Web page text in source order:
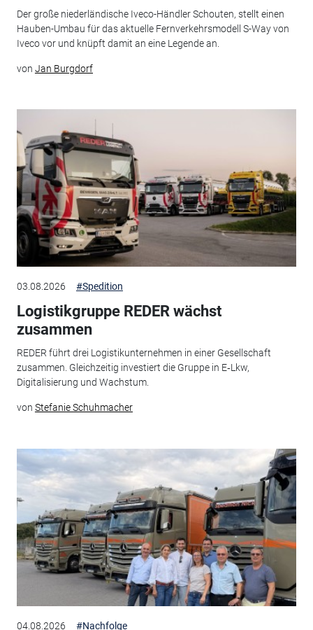
Der große niederländische Iveco-Händler Schouten, stellt einen
Hauben-Umbau für das aktuelle Fernverkehrsmodell S-Way von
Iveco vor und knüpft damit an eine Legende an.
von Jan Burgdorf
03.08.2026 #Spedition
Logistikgruppe REDER wächst
zusammen
REDER führt drei Logistikunternehmen in einer Gesellschaft
zusammen. Gleichzeitig investiert die Gruppe in E‑Lkw,
Digitalisierung und Wachstum.
von Stefanie Schuhmacher
04.08.2026 #Nachfolge